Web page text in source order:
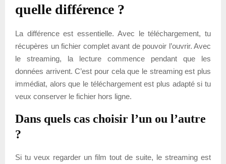
quelle différence ?
La différence est essentielle. Avec le téléchargement, tu
récupères un fichier complet avant de pouvoir l’ouvrir. Avec
le streaming, la lecture commence pendant que les
données arrivent. C’est pour cela que le streaming est plus
immédiat, alors que le téléchargement est plus adapté si tu
veux conserver le fichier hors ligne.
Dans quels cas choisir l’un ou l’autre
?
Si tu veux regarder un film tout de suite, le streaming est